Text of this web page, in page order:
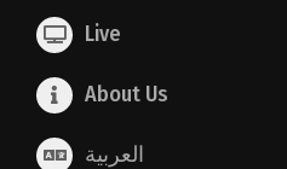
Live
About Us
العربية